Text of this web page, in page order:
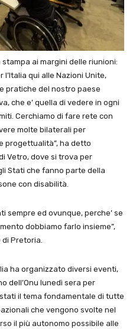
ai margini delle riunioni:
qui alle Nazioni Unite,
pratiche del nostro paese
che e’ quella di vedere in ogni
Cerchiamo di fare rete con
molte bilaterali per
progettualità”, ha detto
Vetro, dove si trova per
Stati che fanno parte della
con disabilità.
sempre ed ovunque, perche’ se
dobbiamo farlo insieme”,
di Pretoria.
ha organizzato diversi eventi,
dell’Onu lunedì sera per
il tema fondamentale di tutte
che vengono svolte nel
il più autonomo possibile alle